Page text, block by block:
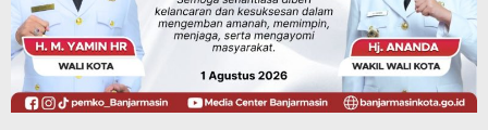
Agustus 7, 2026